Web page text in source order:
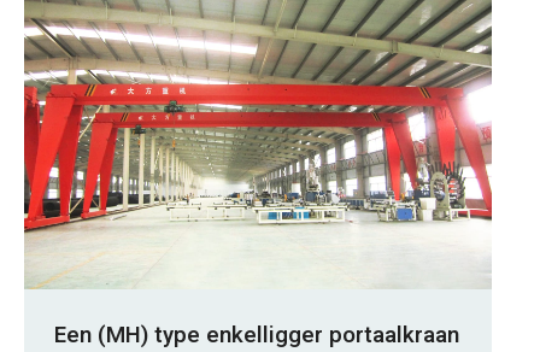
Een (MH) type enkelligger portaalkraan